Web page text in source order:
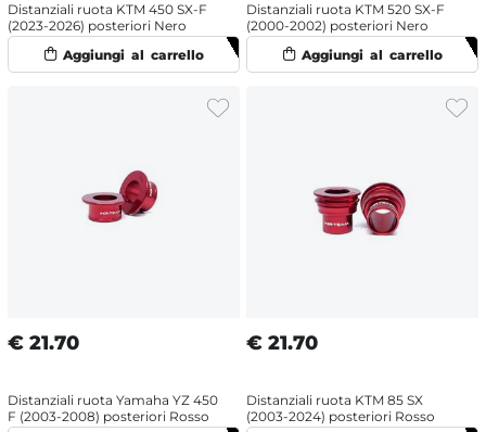
Distanziali ruota KTM 450 SX-F
(2023-2026) posteriori Nero
Distanziali ruota KTM 520 SX-F
(2000-2002) posteriori Nero
€ 21.70
Distanziali ruota Yamaha YZ 450
F (2003-2008) posteriori Rosso
€ 21.70
Distanziali ruota KTM 85 SX
(2003-2024) posteriori Rosso